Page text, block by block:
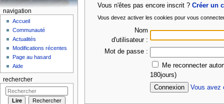
Vous n'êtes pas encore inscrit ?Créer un
Vous devez activer les cookies pour vous
Nom
d'utilisateur :
Mot de passe :
Me reconnecter
180jours)
Vous avez
navigation
Accueil
Communauté
Actualités
Modifications récentes
Page au hasard
Aide
rechercher